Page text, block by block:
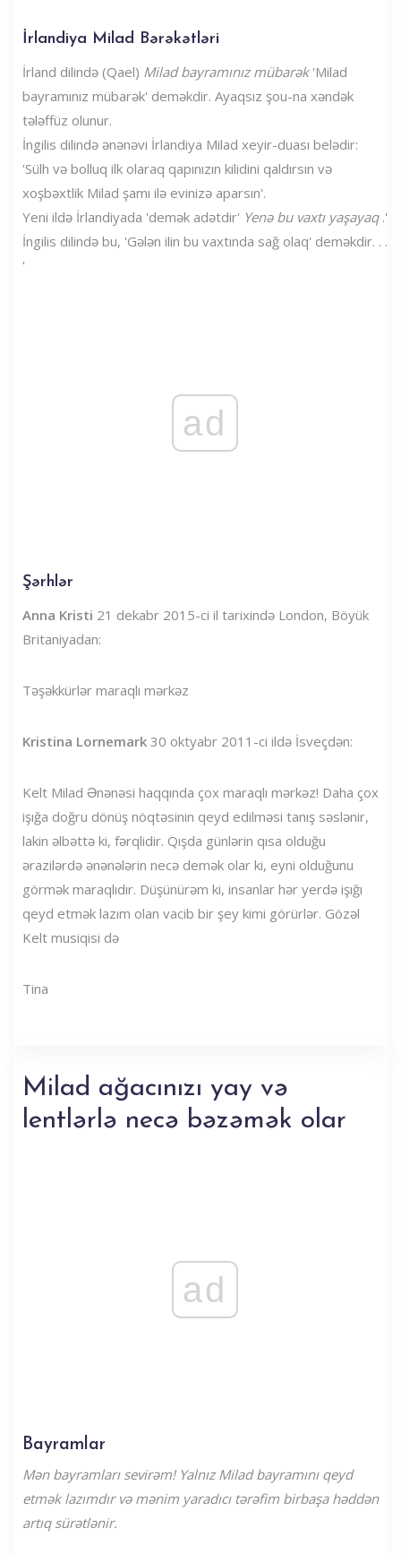
İrlandiya Milad Bərəkətləri
İrland dilində (Qael) Milad bayramınız mübarək'Milad
bayramınız mübarək' deməkdir. Ayaqsız şou-na xəndək
tələffüz olunur.
İngilis dilində ənənəvi İrlandiya Milad xeyir-duası belədir:
'Sülh və bolluq ilk olaraq qapınızın kilidini qaldırsın və
xoşbəxtlik Milad şamı ilə evinizə aparsın'.
Yeni ildə İrlandiyada 'demək adətdir' Yenə bu vaxtı yaşayaq.'
İngilis dilində bu, 'Gələn ilin bu vaxtında sağ olaq' deməkdir. . .
'
ad
Şərhlər
Anna Kristi 21 dekabr 2015-ci il tarixində London, Böyük
Britaniyadan:
Təşəkkürlər maraqlı mərkəz
Kristina Lornemark 30 oktyabr 2011-ci ildə İsveçdən:
Kelt Milad Ənənəsi haqqında çox maraqlı mərkəz! Daha çox
işığa doğru dönüş nöqtəsinin qeyd edilməsi tanış səslənir,
lakin əlbəttə ki, fərqlidir. Qışda günlərin qısa olduğu
ərazilərdə ənənələrin necə demək olar ki, eyni olduğunu
görmək maraqlıdır. Düşünürəm ki, insanlar hər yerdə işığı
qeyd etmək lazım olan vacib bir şey kimi görürlər. Gözəl
Kelt musiqisi də
Tina
Milad ağacınızı yay və
lentlərlə necə bəzəmək olar
ad
Bayramlar
Mən bayramları sevirəm! Yalnız Milad bayramını qeyd
etmək lazımdır və mənim yaradıcı tərəfim birbaşa həddən
artıq sürətlənir.